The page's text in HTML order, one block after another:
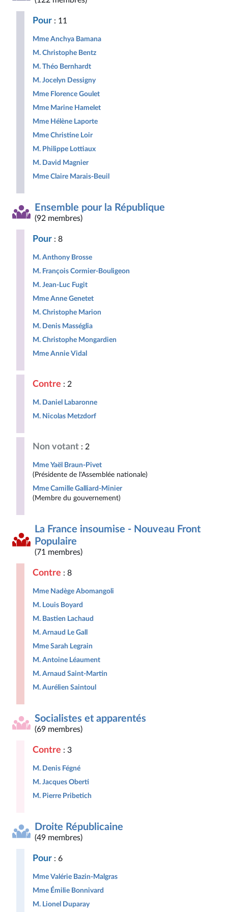
Républicaine
Pour : 11
Mme Anchya Bamana
M. Christophe Bentz
M. Théo Bernhardt
M. Jocelyn Dessigny
Mme Florence Goulet
Mme Marine Hamelet
Mme Hélène Laporte
Mme Christine Loir
M. Philippe Lottiaux
M. David Magnier
Mme Claire Marais-Beuil
Ensemble pour la République
(92 membres)
Pour : 8
M. Anthony Brosse
M. François Cormier-Bouligeon
M. Jean-Luc Fugit
Mme Anne Genetet
M. Christophe Marion
M. Denis Masséglia
M. Christophe Mongardien
Mme Annie Vidal
Contre : 2
M. Daniel Labaronne
M. Nicolas Metzdorf
Non votant : 2
Mme Yaël Braun-Pivet
(Présidente de l'Assemblée nationale)
Mme Camille Galliard-Minier
(Membre du gouvernement)
La France insoumise - Nouveau Front
Populaire
(71 membres)
Contre : 8
Mme Nadège Abomangoli
M. Louis Boyard
M. Bastien Lachaud
M. Arnaud Le Gall
Mme Sarah Legrain
M. Antoine Léaument
M. Arnaud Saint-Martin
M. Aurélien Saintoul
Socialistes et apparentés
(69 membres)
Contre : 3
M. Denis Fégné
M. Jacques Oberti
M. Pierre Pribetich
Droite Républicaine
(49 membres)
Pour : 6
Mme Valérie Bazin-Malgras
Mme Émilie Bonnivard
M. Lionel Duparay